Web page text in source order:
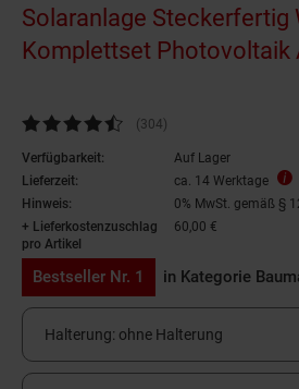
Solaranlage Steckerfertig
Komplettset Photovoltaik
Kundenbewertung: 4,55 von 5 Sternen
(304Kundenbewertungen
)
Verfügbarkeit:
Auf Lager
Lieferzeit:
ca. 14 Werktage
Hinweis:
0% MwSt. gemäß §
+ Lieferkostenzuschlag
pro Artikel
60,00 €
Bestseller Nr. 1 in Kategorie
Halterung: ohne Halterung